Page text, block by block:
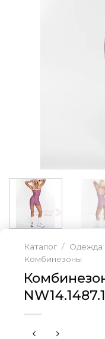
Каталог / Одежда
Комбинезоны
NW14.1487.1